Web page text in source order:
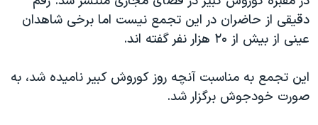
قانون شفافیت دارائی کادر رهبری ایران
اعتراضات مردمی آبان ۹۸
اسرائیل در جنگ
نرگس محمدی برنده جایزه نوبل صلح
دقیقی از حاضران در این تجمع نیست اما برخی شاهدان
عینی از بیش از ۲۰ هزار نفر گفته اند.
این تجمع به مناسبت آنچه روز کوروش کبیر نامیده شد، به
صورت خودجوش برگزار شد.